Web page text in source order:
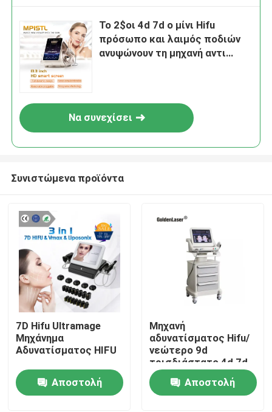
Σπίτι
Προϊόντα
Το 2$οι 4d 7d ο μίνι Hifu
πρόσωπο και λαιμός ποδιών
ανυψώνουν τη μηχανή αντι
Να συνεχίσει
Συνιστώμενα προϊόντα
7D Hifu Ultramage
Μηχάνημα
Αδυνατίσματος HIFU
Αποστολή
Μηχανή
αδυνατίσματος Hifu/
νεώτερο 9d
τρισδιάστατο 4d 7d
Hifu Κορέα 12
πρόσωπο και σώμα
μηχανών γραμμών
Αποστολή